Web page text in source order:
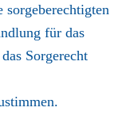
für das
Sorgerecht